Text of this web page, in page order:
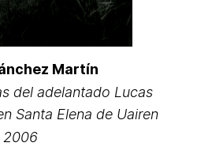
Martín
del adelantado Lucas
Santa Elena de Uairen
2006